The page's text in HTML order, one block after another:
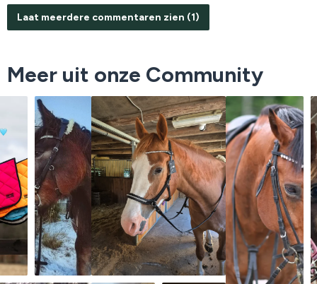
Laat meerdere commentaren zien (1)
Meer uit onze Community